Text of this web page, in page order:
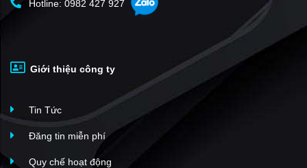
Hotline: 0982 427 927
Giới thiệu công ty
Tin Tức
Đăng tin miễn phí
Quy chế hoạt động